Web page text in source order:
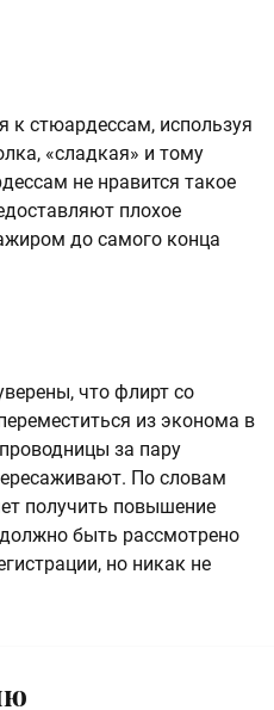
к стюардессам, используя
«сладкая» и тому
не нравится такое
плохое
до самого конца
что флирт со
из эконома в
за пару
По словам
получить повышение
быть рассмотрено
но никак не